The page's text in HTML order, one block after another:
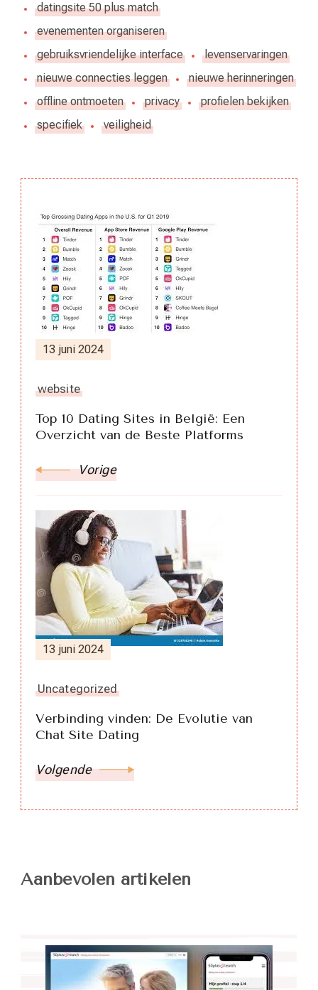
datingsite 50 plus match
evenementen organiseren
gebruiksvriendelijke interface
levenservaringen
nieuwe connecties leggen
nieuwe herinneringen
offline ontmoeten
privacy
profielen bekijken
specifiek
veiligheid
Berichtnavigatie
13 juni 2024
website
Top 10 Dating Sites in België: Een
Overzicht van de Beste Platforms
Vorige
13 juni 2024
Uncategorized
Verbinding vinden: De Evolutie van
Chat Site Dating
Volgende
Aanbevolen artikelen